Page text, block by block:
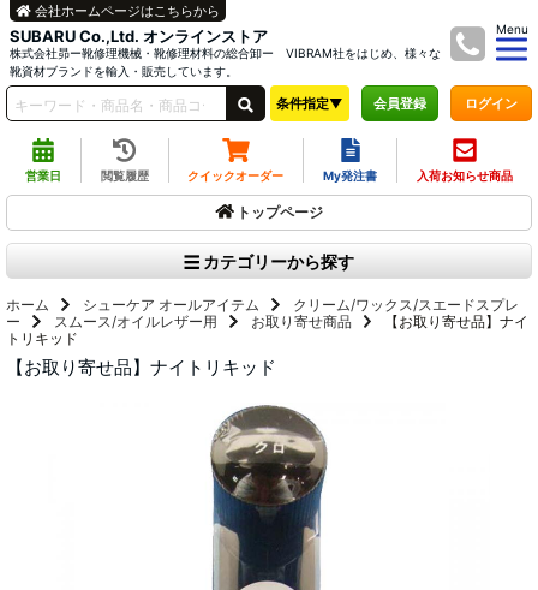
SUBARU Co.,Ltd. オンラインストア
株式会社昴ー靴修理機械・靴修理材料の総合卸ー VIBRAM社をはじめ、様々な
靴資材ブランドを輸入・販売しています。
Menu
会社ホームページはこちらから
条件指定▼ 会員登録 ログイン
営業日 閲覧履歴 クイックオーダー My発注書 入荷お知らせ商品
トップページ
カテゴリーから探す
ホーム シューケア オールアイテム
クリーム/ワックス/スエードスプレ
ー
スムース/オイルレザー用 お取り寄せ商品
【お取り寄せ品】ナイ
トリキッド
【お取り寄せ品】ナイトリキッド